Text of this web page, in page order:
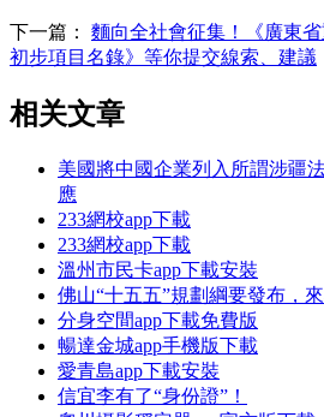
下一篇： 麵向全社會征集！《廣東
初步項目名錄》等你提交線索、建議
相关文章
美國將中國企業列入所謂涉疆
應
233網校app下載
233網校app下載
溫州市民卡app下載安裝
佛山“十五五”規劃綱要發布，
分身空間app下載免費版
暢達金城app手機版下載
愛青島app下載安裝
信宜李有了“身份證”！